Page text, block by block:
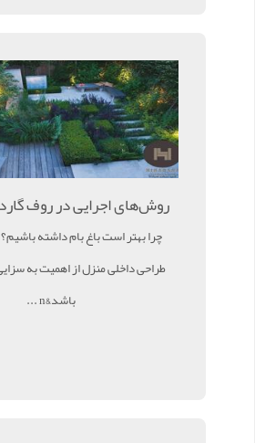
روش‌های اجرایی در روف
چرا بهتر است باغ بام داشته
طراحی داخلی منزل از اهمیت به
باشد&n ...